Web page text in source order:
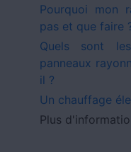
Pourquoi mon
pas et que faire
Quels sont
panneaux
il ?
Un chauffage
Plus